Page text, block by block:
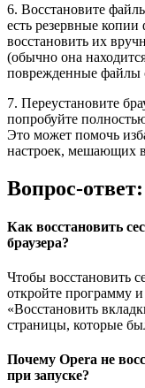
6. Восстановите
есть резервные
восстановить их
(обычно она
поврежденные файлы
7. Переустановите
попробуйте
Это может помочь
настроек, мешающих
Вопрос-ответ:
Как восстановить
браузера?
Чтобы восстановить
откройте программу
«Восстановить
страницы, которые
Почему Opera не
при запуске?